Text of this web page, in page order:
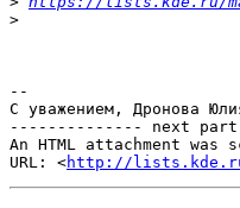
>
--
С уважением, Дронова
-------------- next
An HTML attachment was
URL: <http://lists.kde.ru/